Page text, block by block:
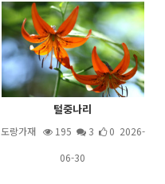
털중나리
도랑가재 195 3
0 2026-
06-30